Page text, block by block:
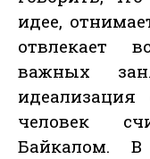
идее,
отвлекает
важных
идеализация
человек
Байкалом.